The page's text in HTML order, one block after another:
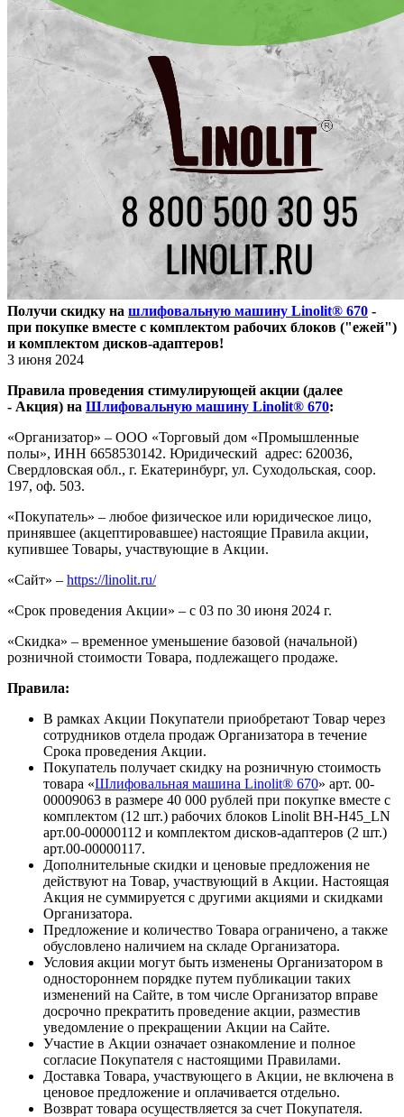
Получи скидку на шлифовальную машину Linolit® 670 -
при покупке вместе с комплектом рабочих блоков ("ежей")
и комплектом дисков-адаптеров!
3 июня 2024
Правила проведения стимулирующей акции (далее
- Акция) на Шлифовальную машину Linolit® 670:
«Организатор» – ООО «Торговый дом «Промышленные
полы», ИНН 6658530142. Юридический адрес: 620036,
Свердловская обл., г. Екатеринбург, ул. Суходольская, соор.
197, оф. 503.
«Покупатель» – любое физическое или юридическое лицо,
принявшее (акцептировавшее) настоящие Правила акции,
купившее Товары, участвующие в Акции.
«Сайт» – https://linolit.ru/
«Срок проведения Акции» – с 03 по 30 июня 2024 г.
«Скидка» – временное уменьшение базовой (начальной)
розничной стоимости Товара, подлежащего продаже.
Правила:
В рамках Акции Покупатели приобретают Товар через
сотрудников отдела продаж Организатора в течение
Срока проведения Акции.
Покупатель получает скидку на розничную стоимость
товара «Шлифовальная машина Linolit® 670» арт. 00-
00009063 в размере 40 000 рублей при покупке вместе с
комплектом (12 шт.) рабочих блоков Linolit BH-H45_LN
арт.00-00000112 и комплектом дисков-адаптеров (2 шт.)
арт.00-00000117.
Дополнительные скидки и ценовые предложения не
действуют на Товар, участвующий в Акции. Настоящая
Акция не суммируется с другими акциями и скидками
Организатора.
Предложение и количество Товара ограничено, а также
обусловлено наличием на складе Организатора.
Условия акции могут быть изменены Организатором в
одностороннем порядке путем публикации таких
изменений на Сайте, в том числе Организатор вправе
досрочно прекратить проведение акции, разместив
уведомление о прекращении Акции на Сайте.
Участие в Акции означает ознакомление и полное
согласие Покупателя с настоящими Правилами.
Доставка Товара, участвующего в Акции, не включена в
ценовое предложение и оплачивается отдельно.
Возврат товара осуществляется за счет Покупателя.